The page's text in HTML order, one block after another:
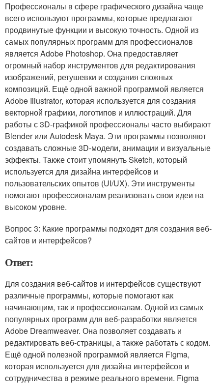
Профессионалы в сфере графического дизайна чаще
всего используют программы, которые предлагают
продвинутые функции и высокую точность. Одной из
самых популярных программ для профессионалов
является Adobe Photoshop. Она предоставляет
огромный набор инструментов для редактирования
изображений, ретушевки и создания сложных
композиций. Ещё одной важной программой является
Adobe Illustrator, которая используется для создания
векторной графики, логотипов и иллюстраций. Для
работы с 3D-графикой профессионалы часто выбирают
Blender или Autodesk Maya. Эти программы позволяют
создавать сложные 3D-модели, анимации и визуальные
эффекты. Также стоит упомянуть Sketch, который
используется для дизайна интерфейсов и
пользовательских опытов (UI/UX). Эти инструменты
помогают профессионалам реализовать свои идеи на
высоком уровне.
Вопрос 3: Какие программы подходят для создания веб-
сайтов и интерфейсов?
Ответ:
Для создания веб-сайтов и интерфейсов существуют
различные программы, которые помогают как
начинающим, так и профессионалам. Одной из самых
популярных программ для веб-разработки является
Adobe Dreamweaver. Она позволяет создавать и
редактировать веб-страницы, а также работать с кодом.
Ещё одной полезной программой является Figma,
которая используется для дизайна интерфейсов и
сотрудничества в режиме реального времени. Figma